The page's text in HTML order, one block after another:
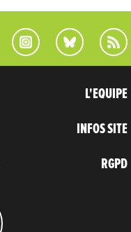
L'EQUIPE
INFOS SITE
RGPD